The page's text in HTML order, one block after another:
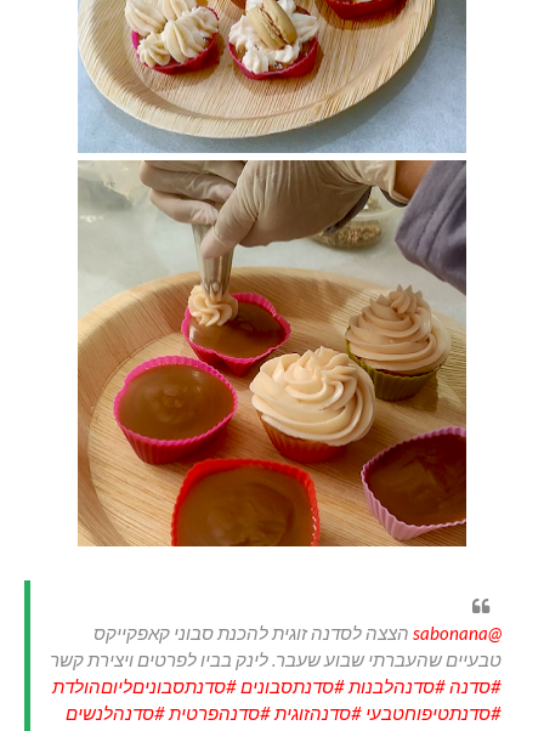
@sabonana
הצצה לסדנה זוגית להכנת סבוני קאפקייקס
טבעיים שהעברתי שבוע שעבר. לינק בביו לפרטים ויצירת קשר
#סדנה#סדנהלבנות#סדנתסבונים#סדנתסבוניםליוםהולדת
#סדנתטיפוחטבעי #סדנהזוגית#סדנהפרטית#סדנהלנשים